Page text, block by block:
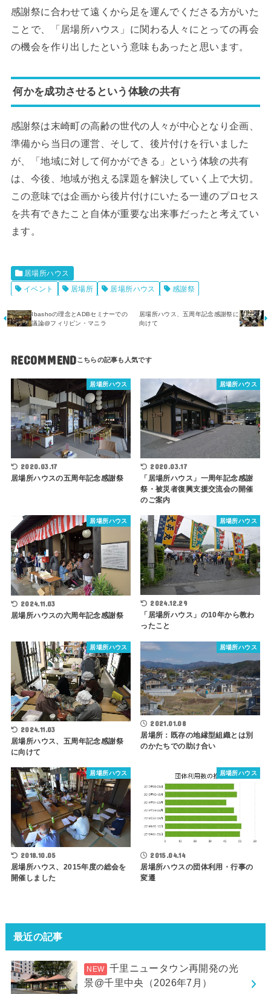
感謝祭に合わせて遠くから足を運んでくださる方がいた
ことで、「居場所ハウス」に関わる人々にとっての再会
の機会を作り出したという意味もあったと思います。
何かを成功させるという体験の共有
感謝祭は末崎町の高齢の世代の人々が中心となり企画、
準備から当日の運営、そして、後片付けを行いました
が、「地域に対して何かができる」という体験の共有
は、今後、地域が抱える課題を解決していく上で大切。
この意味では企画から後片付けにいたる一連のプロセス
を共有できたこと自体が重要な出来事だったと考えてい
ます。
居場所ハウス
イベント
居場所 居場所ハウス 感謝祭
Ibashoの理念とADBセミナーでの
議論@フィリピン・マニラ
居場所ハウス、五周年記念感謝祭に
向けて
RECOMMEND
居場所ハウス
2020.03.17
居場所ハウスの五周年記念感謝祭
居場所ハウス
2020.03.17
「居場所ハウス」一周年記念感謝
祭・被災者復興支援交流会の開催
のご案内
居場所ハウス
2024.11.03
居場所ハウスの六周年記念感謝祭
居場所ハウス
2024.12.29
「居場所ハウス」の10年から教わ
ったこと
居場所ハウス
2024.11.03
居場所ハウス、五周年記念感謝祭
に向けて
居場所ハウス
2021.01.08
居場所：既存の地縁型組織とは別
のかたちでの助け合い
居場所ハウス
2018.10.05
居場所ハウス、2015年度の総会を
開催しました
居場所ハウス
2015.04.14
居場所ハウスの団体利用・行事の
変遷
最近の記事
千里ニュータウン再開発の光
景@千里中央（2026年7月）